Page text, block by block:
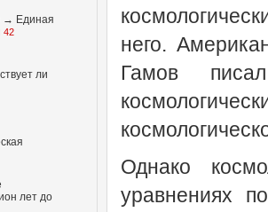
него.
Гамов
Однако
уравнениях
→ Единая
42
ли
лет до